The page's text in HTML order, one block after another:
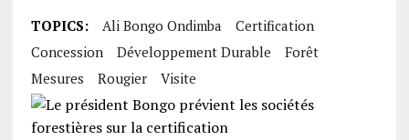
TOPICS: Ali Bongo Ondimba
Certification
Concession
Développement Durable
Forêt
Mesures
Rougier Visite